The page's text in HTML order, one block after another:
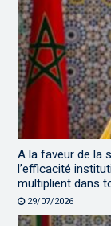
A la faveur de la
l’efficacité
multiplient dans
29/07/2026